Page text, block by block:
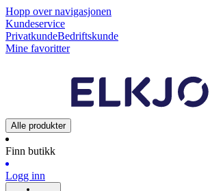
Hopp over navigasjonen
Kundeservice
PrivatkundeBedriftskunde
Mine favoritter
Alle produkter
Finn butikk
Logg inn